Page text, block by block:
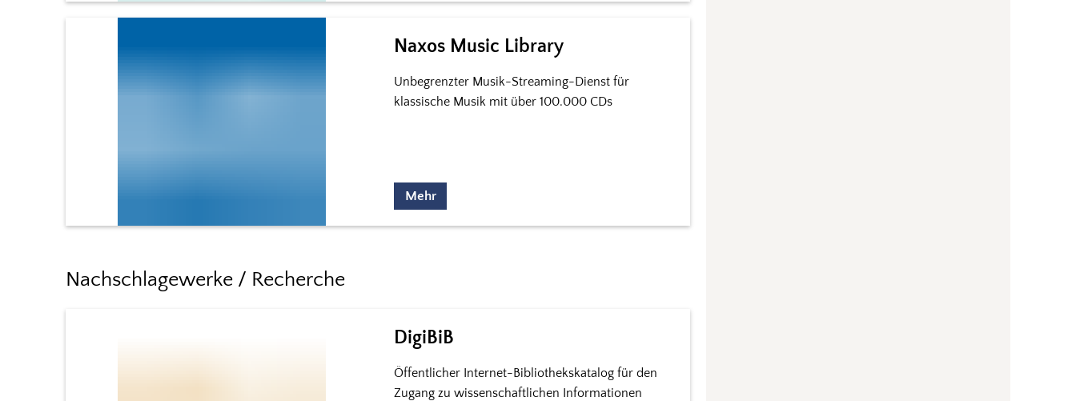
Naxos Music Library
Unbegrenzter Musik-Streaming-Dienst für
klassische Musik mit über 100.000 CDs
Mehr
Nachschlagewerke / Recherche
DigiBiB
Öffentlicher Internet-Bibliothekskatalog für den
Zugang zu wissenschaftlichen Informationen